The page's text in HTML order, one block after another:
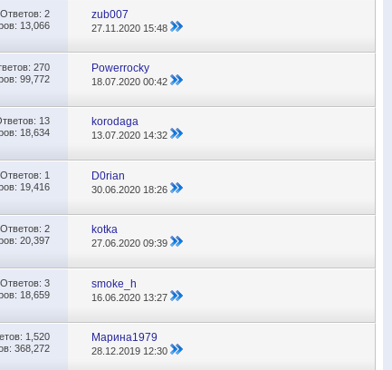
Ответов: 2
13,066
zub007
27.11.2020 15:48
270
99,772
Powerrocky
18.07.202000:42
13
18,634
korodaga
13.07.202014:32
Ответов: 1
19,416
D0rian
30.06.2020 18:26
Ответов: 2
20,397
kotka
27.06.202009:39
Ответов: 3
18,659
smoke_h
16.06.2020 13:27
1,520
368,272
Марина1979
28.12.2019 12:30